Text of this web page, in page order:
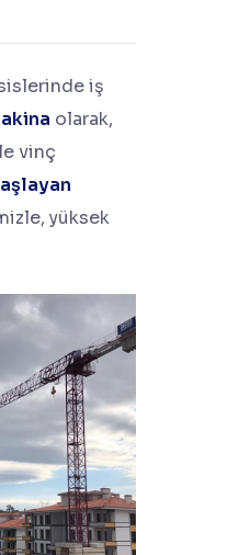
iş
olarak,
vinç
yüksek